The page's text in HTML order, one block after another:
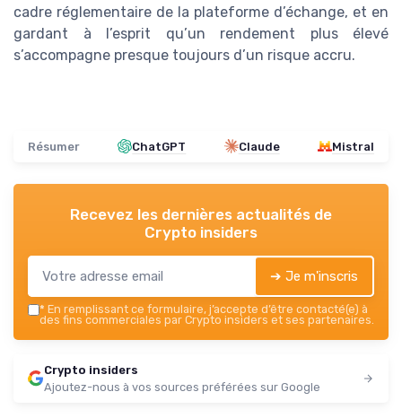
cadre réglementaire de la plateforme d’échange, et en
gardant à l’esprit qu’un rendement plus élevé
s’accompagne presque toujours d’un risque accru.
Résumer ChatGPT Claude Mistral
Recevez les dernières actualités de
Crypto insiders
➔ Je m'inscris
* En remplissant ce formulaire, j’accepte d’être contacté(e) à
des fins commerciales par Crypto insiders et ses partenaires.
Crypto insiders
Ajoutez-nous à vos sources préférées sur Google